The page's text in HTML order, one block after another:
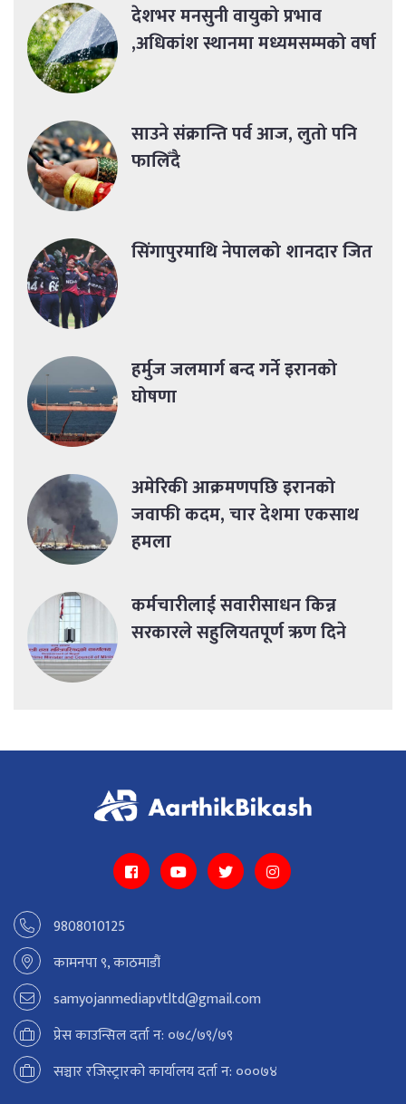
देशभर मनसुनी वायुको प्रभाव
,अधिकांश स्थानमा मध्यमसम्मको वर्षा
साउने संक्रान्ति पर्व आज, लुतो पनि
फालिँदै
सिंगापुरमाथि नेपालको शानदार जित
हर्मुज जलमार्ग बन्द गर्ने इरानको
घोषणा
अमेरिकी आक्रमणपछि इरानको
जवाफी कदम, चार देशमा एकसाथ
हमला
कर्मचारीलाई सवारीसाधन किन्न
सरकारले सहुलियतपूर्ण ऋण दिने
9808010125
कामनपा ९, काठमाडौं
samyojanmediapvtltd@gmail.com
प्रेस काउन्सिल दर्ता न: ०७८/७९/७९
सञ्चार रजिस्ट्रारको कार्यालय दर्ता न: ०००७४